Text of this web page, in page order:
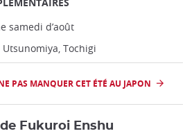
samedi d’août
Utsunomiya, Tochigi
PAS MANQUER CET ÉTÉ AU JAPON
Fukuroi Enshu